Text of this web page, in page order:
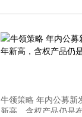
牛领策略 年内公募新
新高，含权产品仍是